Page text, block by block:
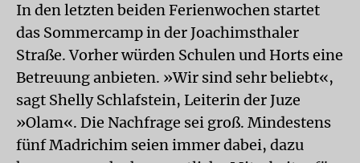
In den letzten beiden Ferienwochen startet
das Sommercamp in der Joa­chimsthaler
Straße. Vorher würden Schulen und Horts eine
Betreuung anbieten. »Wir sind sehr beliebt«,
sagt Shelly Schlafstein, Leiterin der Juze
»Olam«. Die Nachfrage sei groß. Mindestens
fünf Madrichim seien immer dabei, dazu